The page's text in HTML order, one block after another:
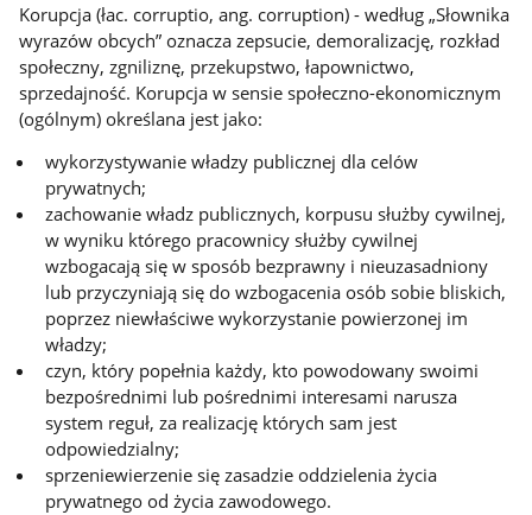
Korupcja (łac. corruptio, ang. corruption) - według „Słownika
wyrazów obcych” oznacza zepsucie, demoralizację, rozkład
społeczny, zgniliznę, przekupstwo, łapownictwo,
sprzedajność. Korupcja w sensie społeczno-ekonomicznym
(ogólnym) określana jest jako:
wykorzystywanie władzy publicznej dla celów
prywatnych;
zachowanie władz publicznych, korpusu służby cywilnej,
w wyniku którego pracownicy służby cywilnej
wzbogacają się w sposób bezprawny i nieuzasadniony
lub przyczyniają się do wzbogacenia osób sobie bliskich,
poprzez niewłaściwe wykorzystanie powierzonej im
władzy;
czyn, który popełnia każdy, kto powodowany swoimi
bezpośrednimi lub pośrednimi interesami narusza
system reguł, za realizację których sam jest
odpowiedzialny;
sprzeniewierzenie się zasadzie oddzielenia życia
prywatnego od życia zawodowego.